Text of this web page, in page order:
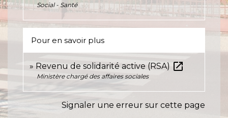
Social - Santé
Pour en savoir plus
Revenu de solidarité active (RSA) open_in_new
Ministère chargé des affaires sociales
Signaler une erreur sur cette page